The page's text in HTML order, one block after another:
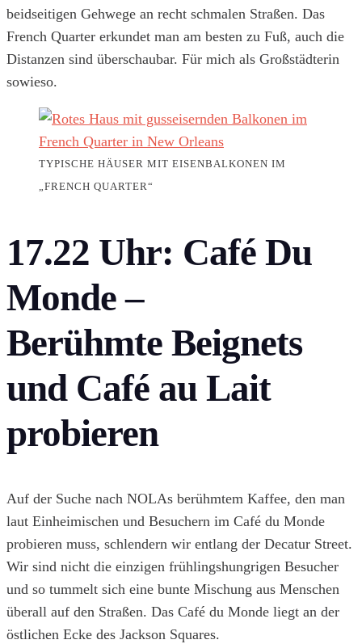
beidseitigen Gehwege an recht schmalen Straßen. Das
French Quarter erkundet man am besten zu Fuß, auch die
Distanzen sind überschaubar. Für mich als Großstädterin
sowieso.
TYPISCHE HÄUSER MIT EISENBALKONEN IM
„FRENCH QUARTER“
17.22 Uhr: Café Du
Monde –
Berühmte Beignets
und Café au Lait
probieren
Auf der Suche nach NOLAs berühmtem Kaffee, den man
laut Einheimischen und Besuchern im Café du Monde
probieren muss, schlendern wir entlang der Decatur Street.
Wir sind nicht die einzigen frühlingshungrigen Besucher
und so tummelt sich eine bunte Mischung aus Menschen
überall auf den Straßen. Das Café du Monde liegt an der
östlichen Ecke des Jackson Squares.